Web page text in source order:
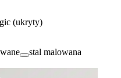
(ukryty)
stal malowana